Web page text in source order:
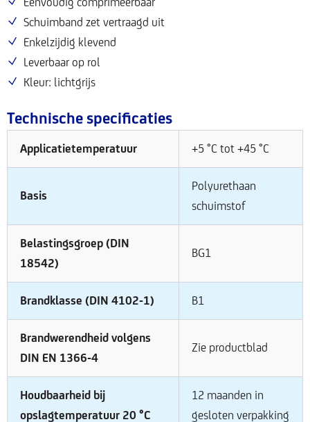
Schuimband zet vertraagd uit
Enkelzijdig klevend
Leverbaar op rol
Kleur: lichtgrijs
Technische specificaties
Applicatietemperatuur +5 °C tot +45 °C
Basis
Polyurethaan
schuimstof
Belastingsgroep (DIN
18542)
BG1
Brandklasse (DIN 4102-1) B1
Brandwerendheid volgens
DIN EN 1366-4
Zie productblad
Houdbaarheid bij
opslagtemperatuur 20 °C
12 maanden in
gesloten verpakking